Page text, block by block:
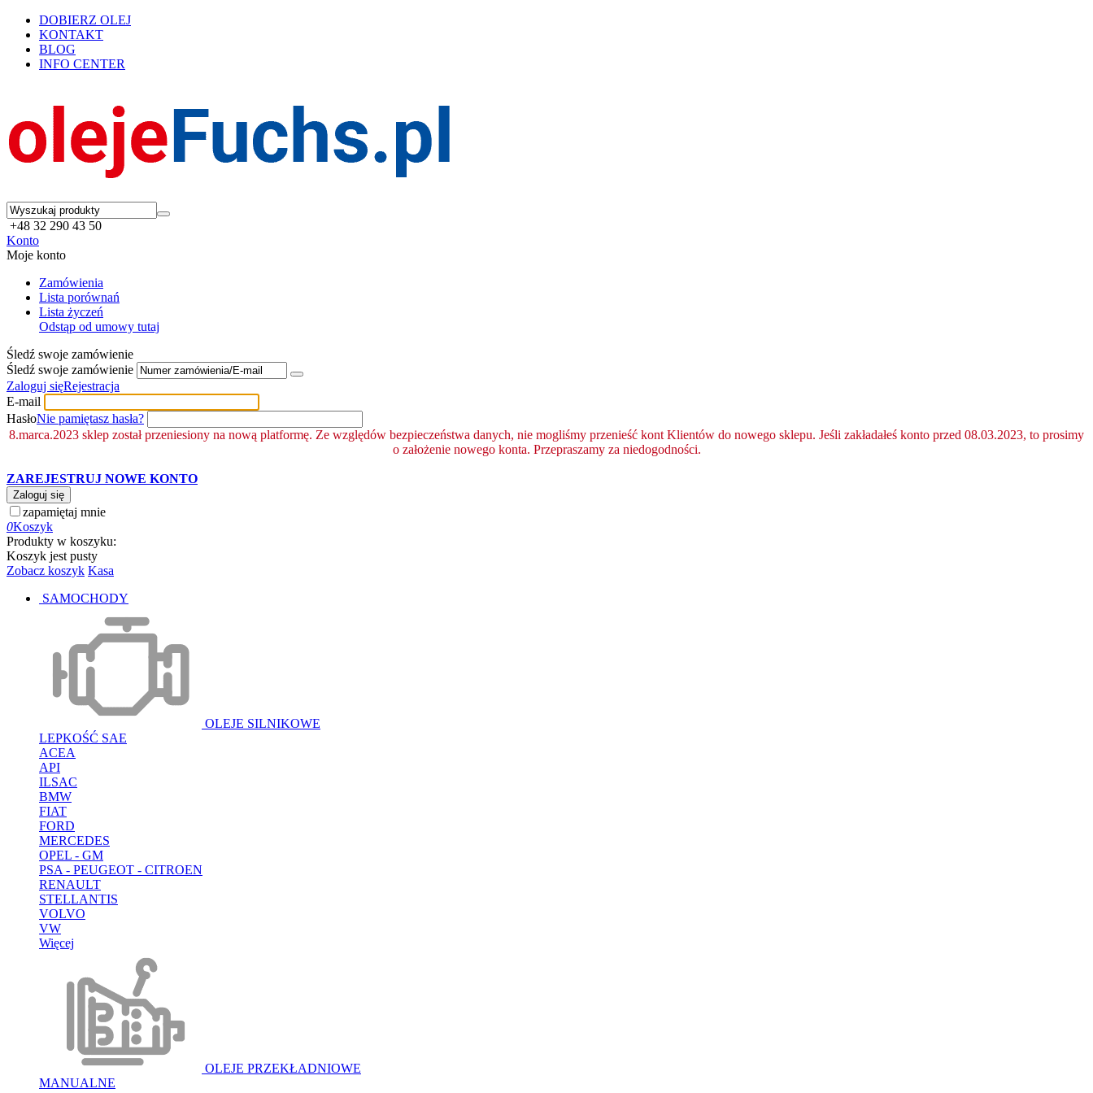
DOBIERZ OLEJ
KONTAKT
BLOG
INFO CENTER
+48 32 290 43 50
Konto
Moje konto
Zamówienia
Lista porównań
Lista życzeń
Odstąp od umowy tutaj
Śledź swoje zamówienie
Śledź swoje zamówienie
Zaloguj sięRejestracja
E-mail
HasłoNie pamiętasz hasła?
8.marca.2023 sklep został przeniesiony na nową platformę. Ze względów bezpieczeństwa danych, nie mogliśmy przenieść kont Klientów do nowego sklepu. Jeśli zakładałeś konto przed 08.03.2023, to prosimy
o założenie nowego konta. Przepraszamy za niedogodności.
ZAREJESTRUJ NOWE KONTO
Zaloguj się
zapamiętaj mnie
0Koszyk
Produkty w koszyku:
Koszyk jest pusty
Zobacz koszyk Kasa
SAMOCHODY
OLEJE SILNIKOWE
LEPKOŚĆ SAE
ACEA
API
ILSAC
BMW
FIAT
FORD
MERCEDES
OPEL - GM
PSA - PEUGEOT - CITROEN
RENAULT
STELLANTIS
VOLVO
VW
Więcej
OLEJE PRZEKŁADNIOWE
MANUALNE